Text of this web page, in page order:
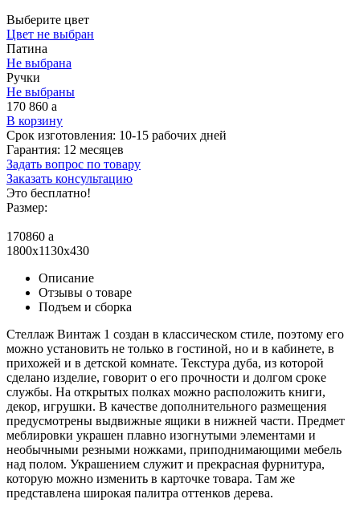
Выберите цвет
Цвет не выбран
Патина
Не выбрана
Ручки
Не выбраны
170 860 a
В корзину
Срок изготовления: 10-15 рабочих дней
Гарантия: 12 месяцев
Задать вопрос по товару
Заказать консультацию
Это бесплатно!
Размер:
170860 a
1800x1130x430
Описание
Отзывы о товаре
Подъем и сборка
Стеллаж Винтаж 1 создан в классическом стиле, поэтому его
можно установить не только в гостиной, но и в кабинете, в
прихожей и в детской комнате. Текстура дуба, из которой
сделано изделие, говорит о его прочности и долгом сроке
службы. На открытых полках можно расположить книги,
декор, игрушки. В качестве дополнительного размещения
предусмотрены выдвижные ящики в нижней части. Предмет
меблировки украшен плавно изогнутыми элементами и
необычными резными ножками, приподнимающими мебель
над полом. Украшением служит и прекрасная фурнитура,
которую можно изменить в карточке товара. Там же
представлена широкая палитра оттенков дерева.